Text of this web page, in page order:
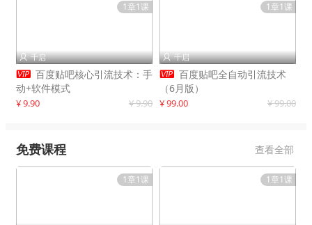
1章1课
 千启
 百度贴吧核心引流技术：手
动+软件模式
¥ 9.90 ¥ 9.90
1章1课
 千启
 百度贴吧全自动引流技术
（6月版）
¥ 99.00 ¥ 99.00
免费课程 查看全部
1章1课 1章1课